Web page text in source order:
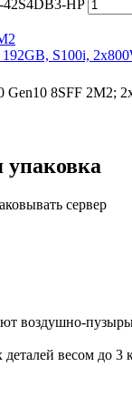
42S4DB3-HP
S100i,
8SFF 2M2;
упаковка
сервер
воздушно-
весом до 3